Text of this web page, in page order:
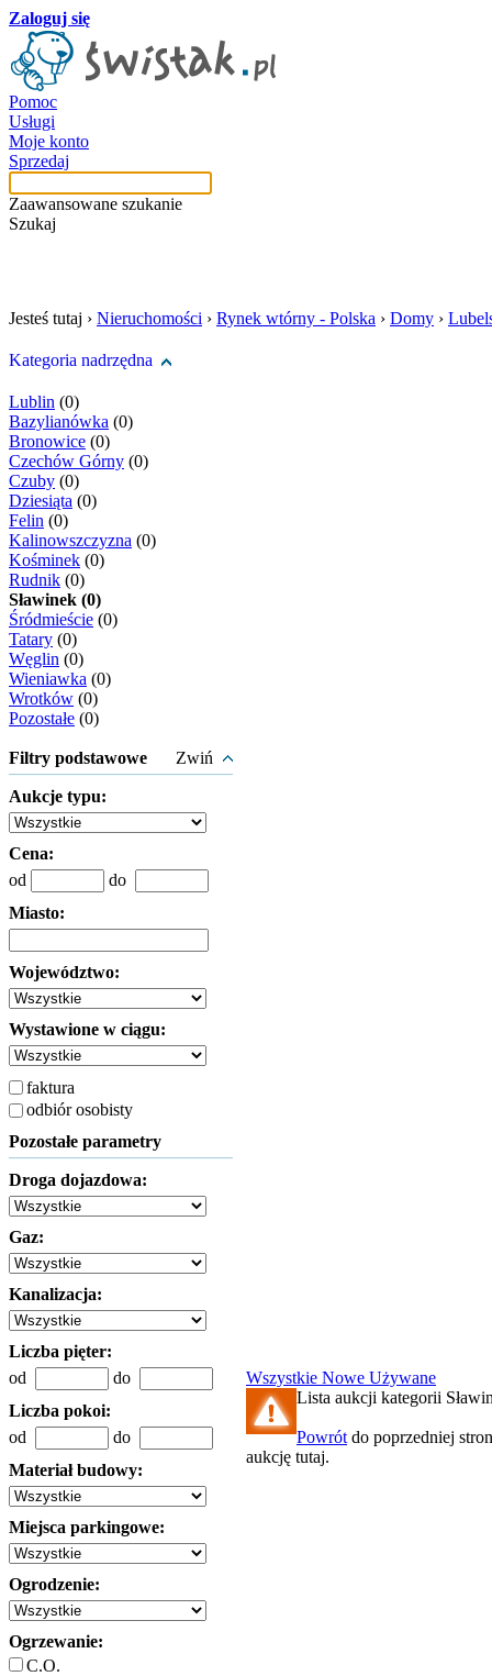
Zaloguj się
Pomoc
Usługi
Moje konto
Sprzedaj
Zaawansowane szukanie
Szukaj
Jesteś tutaj › Nieruchomości › Rynek wtórny - Polska › Domy ›
Kategoria nadrzędna
Lublin (0)
Bazylianówka (0)
Bronowice (0)
Czechów Górny (0)
Czuby (0)
Dziesiąta (0)
Felin (0)
Kalinowszczyzna (0)
Kośminek (0)
Rudnik (0)
Sławinek (0)
Śródmieście (0)
Tatary (0)
Węglin (0)
Wieniawka (0)
Wrotków (0)
Pozostałe (0)
Filtry podstawowe Zwiń
Aukcje typu:
Cena:
od
do
Miasto:
Województwo:
Wystawione w ciągu:
faktura
odbiór osobisty
Pozostałe parametry
Droga dojazdowa:
Gaz:
Kanalizacja:
Liczba pięter:
od
do
Liczba pokoi:
od
do
Materiał budowy:
Miejsca parkingowe:
Ogrodzenie:
Ogrzewanie:
C.O.
Wszystkie Nowe Używane
Lista aukcji kategorii
Powrót do poprzedniej
aukcję tutaj.